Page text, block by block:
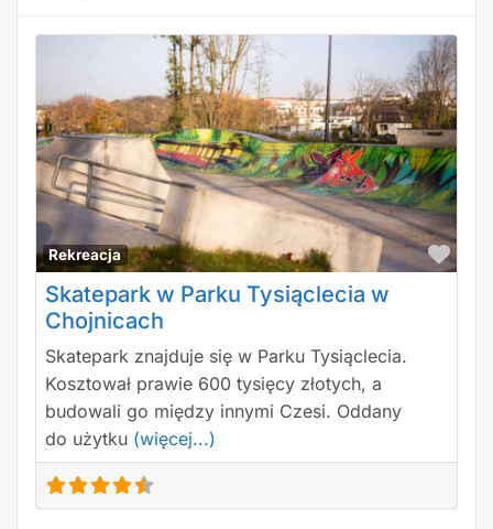
Rekreacja
Skatepark w Parku Tysiąclecia w
Chojnicach
Skatepark znajduje się w Parku Tysiąclecia.
Kosztował prawie 600 tysięcy złotych, a
budowali go między innymi Czesi. Oddany
do użytku (więcej...)